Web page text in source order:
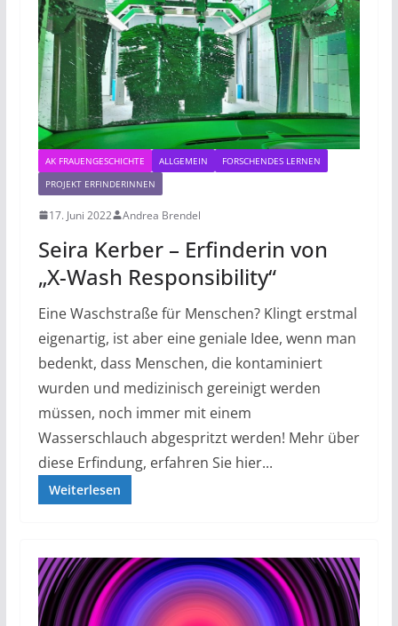
AK FRAUENGESCHICHTE ALLGEMEIN
FORSCHENDES LERNEN
PROJEKT ERFINDERINNEN
17. Juni 2022 Andrea Brendel
Seira Kerber – Erfinderin von
„X-Wash Responsibility“
Eine Waschstraße für Menschen? Klingt erstmal
eigenartig, ist aber eine geniale Idee, wenn man
bedenkt, dass Menschen, die kontaminiert
wurden und medizinisch gereinigt werden
müssen, noch immer mit einem
Wasserschlauch abgespritzt werden! Mehr über
diese Erfindung, erfahren Sie hier...
Weiterlesen